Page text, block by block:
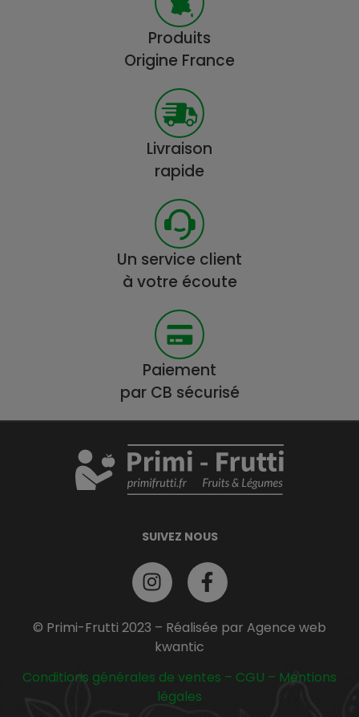
Produits
Origine France
Livraison
rapide
Un service client
à votre écoute
Paiement
par CB sécurisé
SUIVEZ NOUS
© Primi-Frutti 2023 – Réalisée par Agence web
kwantic
Conditions générales de ventes – CGU – Mentions
légales